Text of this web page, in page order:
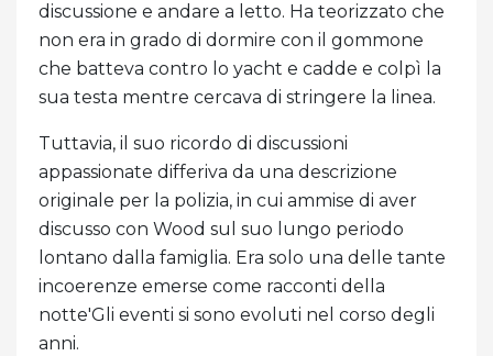
discussione e andare a letto. Ha teorizzato che
non era in grado di dormire con il gommone
che batteva contro lo yacht e cadde e colpì la
sua testa mentre cercava di stringere la linea.
Tuttavia, il suo ricordo di discussioni
appassionate differiva da una descrizione
originale per la polizia, in cui ammise di aver
discusso con Wood sul suo lungo periodo
lontano dalla famiglia. Era solo una delle tante
incoerenze emerse come racconti della
notte'Gli eventi si sono evoluti nel corso degli
anni.